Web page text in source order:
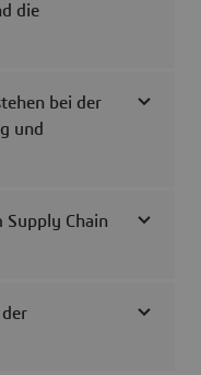
die
bei der
und
Chain